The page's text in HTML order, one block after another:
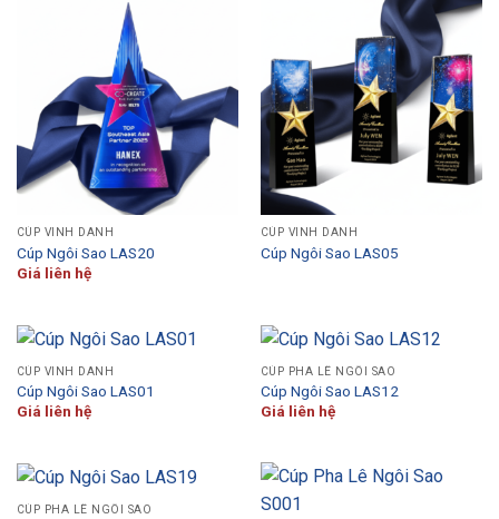
CÚP VINH DANH
Cúp Ngôi Sao LAS20
Giá liên hệ
CÚP VINH DANH
Cúp Ngôi Sao LAS05
CÚP VINH DANH
Cúp Ngôi Sao LAS01
Giá liên hệ
CÚP PHA LÊ NGÔI SAO
Cúp Ngôi Sao LAS12
Giá liên hệ
CÚP PHA LÊ NGÔI SAO